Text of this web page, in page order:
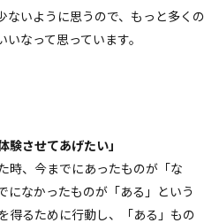
ないように思うので、もっと多くの
なって思っています。
験させてあげたい」
時、今までにあったものが「な
になかったものが「ある」という
得るために行動し、「ある」もの